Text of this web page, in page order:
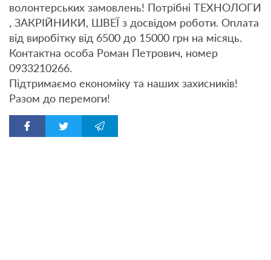
волонтерських замовлень! Потрібні ТЕХНОЛОГИ
, ЗАКРІЙНИКИ, ШВЕЇ з досвідом роботи. Оплата
від виробітку від 6500 до 15000 грн на місяць.
Контактна особа Роман Петрович, номер
0933210266.
Підтримаємо економіку та наших захисників!
Разом до перемоги!